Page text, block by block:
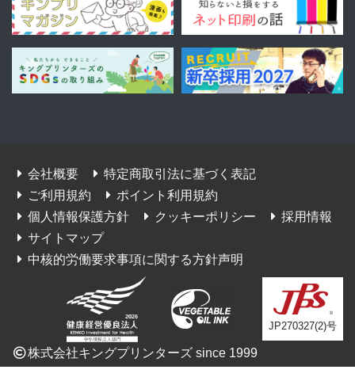
会社概要
特定商取引法に基づく表記
ご利用規約
ポイント利用規約
個人情報保護方針
クッキーポリシー
採用情報
サイトマップ
中核的労働要求事項に関する方針声明
JP270327(2)号
株式会社キングプリンターズ since 1999